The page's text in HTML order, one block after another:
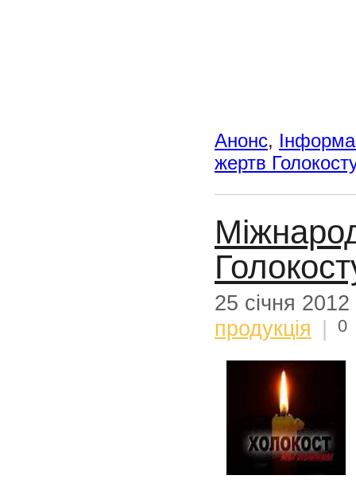
Анонс,
жертв
25 січня 2012
продукція
0